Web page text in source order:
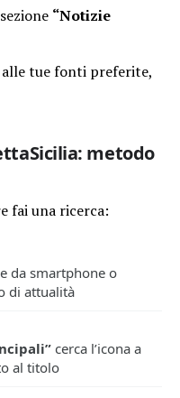
“Notizie
alle tue fonti preferite,
metodo
fai una ricerca:
da smartphone o
di attualità
cerca l’icona a
al titolo